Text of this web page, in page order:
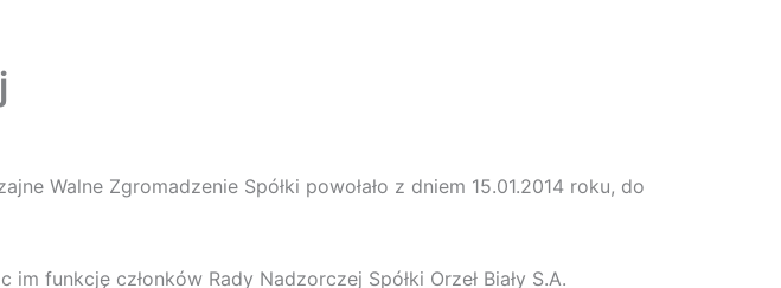
Walne Zgromadzenie Spółki powołało z dniem 15.01.2014 roku, do
funkcję członków Rady Nadzorczej Spółki Orzeł Biały S.A.